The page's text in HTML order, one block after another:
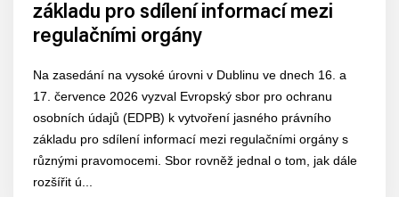
základu pro sdílení informací mezi
regulačními orgány
Na zasedání na vysoké úrovni v Dublinu ve dnech 16. a
17. července 2026 vyzval Evropský sbor pro ochranu
osobních údajů (EDPB) k vytvoření jasného právního
základu pro sdílení informací mezi regulačními orgány s
různými pravomocemi. Sbor rovněž jednal o tom, jak dále
rozšířit ú...